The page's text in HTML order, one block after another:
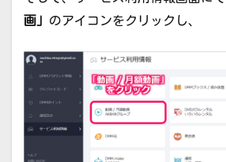
画」 のアイコンをクリックし、